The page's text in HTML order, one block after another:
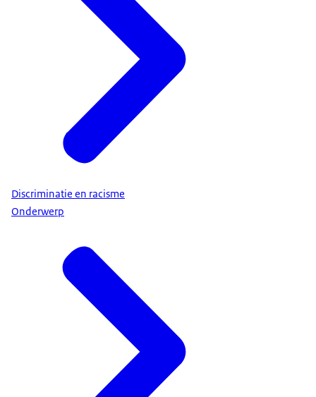
Discriminatie en racisme
Onderwerp